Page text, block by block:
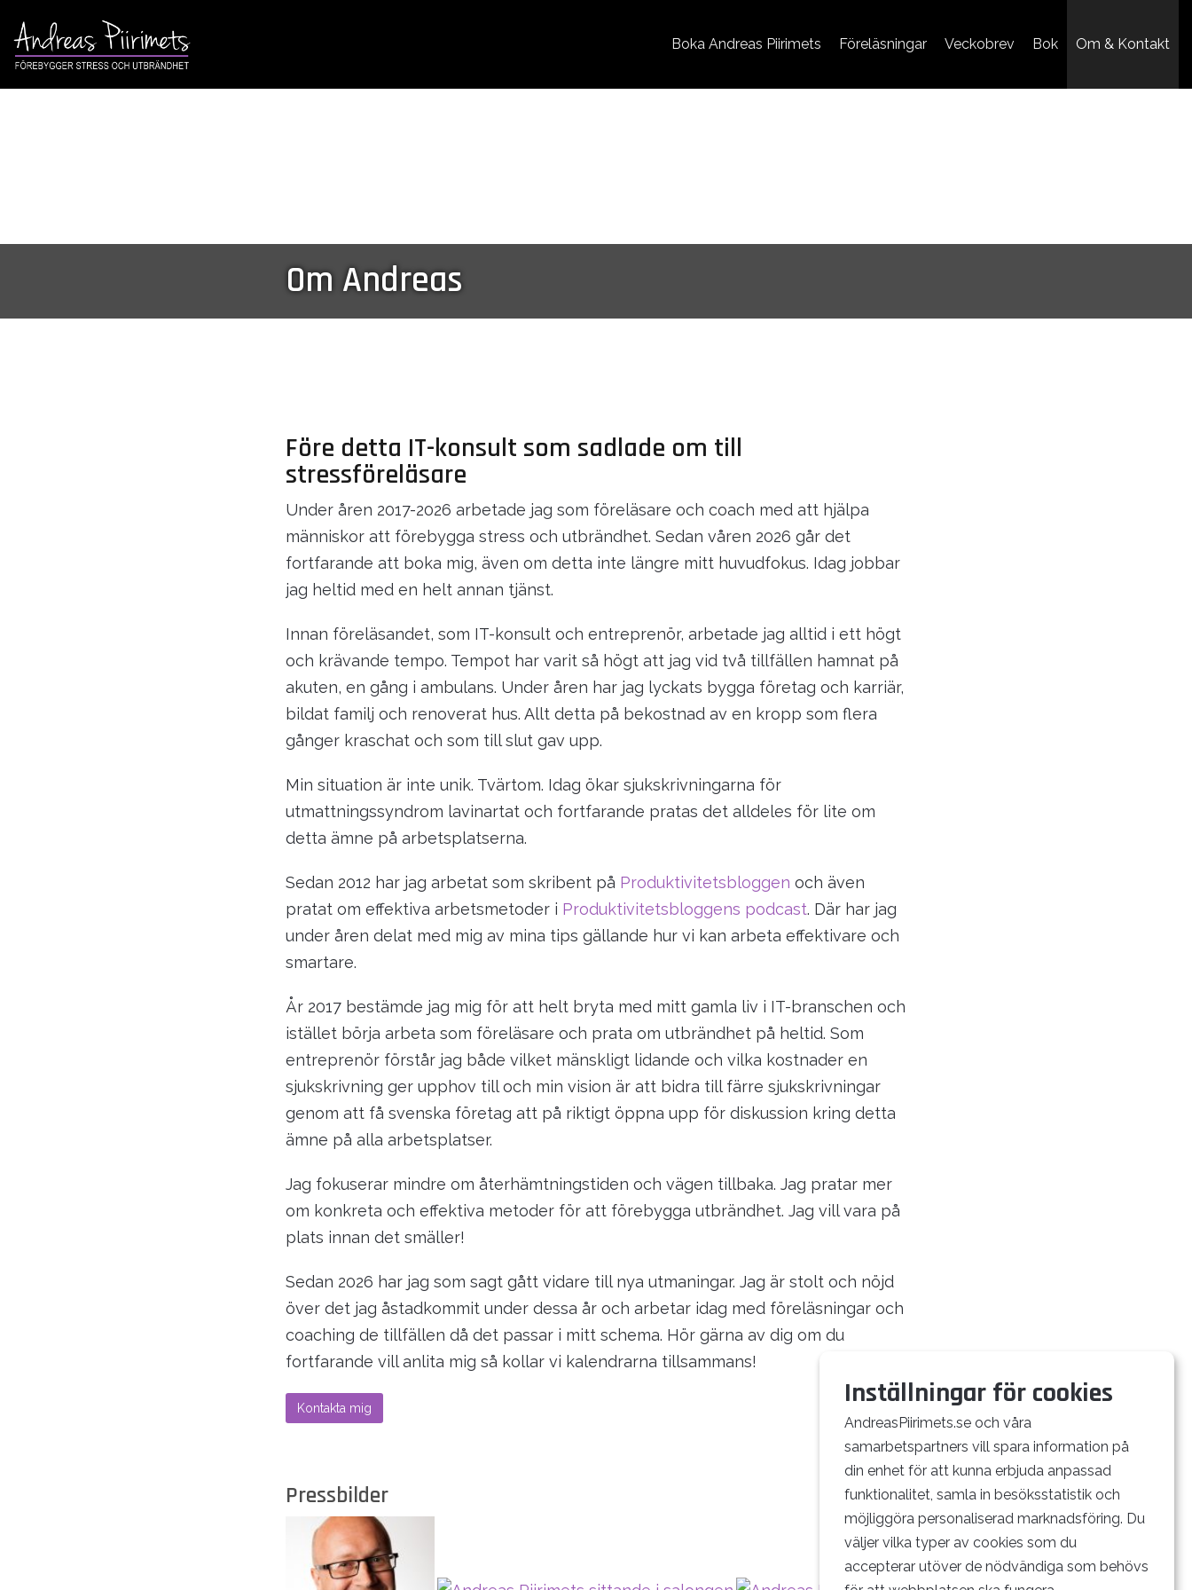
Boka Andreas Piirimets Föreläsningar Veckobrev Bok Om & Kontakt
Om Andreas
Före detta IT-konsult som sadlade om till
stressföreläsare
Under åren 2017-2026 arbetade jag som föreläsare och coach med att hjälpa
människor att förebygga stress och utbrändhet. Sedan våren 2026 går det
fortfarande att boka mig, även om detta inte längre mitt huvudfokus. Idag jobbar
jag heltid med en helt annan tjänst.
Innan föreläsandet, som IT-konsult och entreprenör, arbetade jag alltid i ett högt
och krävande tempo. Tempot har varit så högt att jag vid två tillfällen hamnat på
akuten, en gång i ambulans. Under åren har jag lyckats bygga företag och karriär,
bildat familj och renoverat hus. Allt detta på bekostnad av en kropp som flera
gånger kraschat och som till slut gav upp.
Min situation är inte unik. Tvärtom. Idag ökar sjukskrivningarna för
utmattningssyndrom lavinartat och fortfarande pratas det alldeles för lite om
detta ämne på arbetsplatserna.
Sedan 2012 har jag arbetat som skribent på Produktivitetsbloggen och även
pratat om effektiva arbetsmetoder i Produktivitetsbloggens podcast. Där har jag
under åren delat med mig av mina tips gällande hur vi kan arbeta effektivare och
smartare.
År 2017 bestämde jag mig för att helt bryta med mitt gamla liv i IT-branschen och
istället börja arbeta som föreläsare och prata om utbrändhet på heltid. Som
entreprenör förstår jag både vilket mänskligt lidande och vilka kostnader en
sjukskrivning ger upphov till och min vision är att bidra till färre sjukskrivningar
genom att få svenska företag att på riktigt öppna upp för diskussion kring detta
ämne på alla arbetsplatser.
Jag fokuserar mindre om återhämtningstiden och vägen tillbaka. Jag pratar mer
om konkreta och effektiva metoder för att förebygga utbrändhet. Jag vill vara på
plats innan det smäller!
Sedan 2026 har jag som sagt gått vidare till nya utmaningar. Jag är stolt och nöjd
över det jag åstadkommit under dessa år och arbetar idag med föreläsningar och
coaching de tillfällen då det passar i mitt schema. Hör gärna av dig om du
fortfarande vill anlita mig så kollar vi kalendrarna tillsammans!
Kontakta mig
Pressbilder
Inställningar för cookies
AndreasPiirimets.se och våra
samarbetspartners vill spara information på
din enhet för att kunna erbjuda anpassad
funktionalitet, samla in besöksstatistik och
möjliggöra personaliserad marknadsföring. Du
väljer vilka typer av cookies som du
accepterar utöver de nödvändiga som behövs